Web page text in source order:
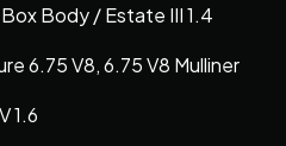
Body / Estate III 1.4
6.75 V8, 6.75 V8 Mulliner
1.6